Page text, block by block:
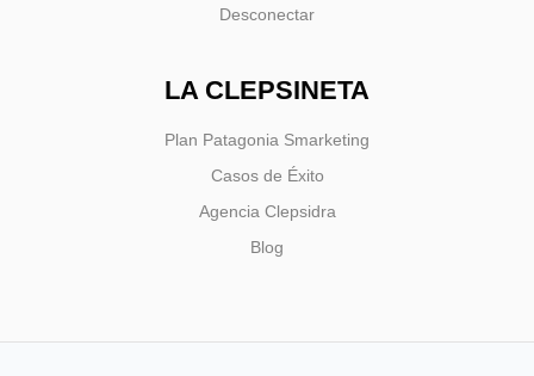
Desconectar
LA CLEPSINETA
Plan Patagonia Smarketing
Casos de Éxito
Agencia Clepsidra
Blog